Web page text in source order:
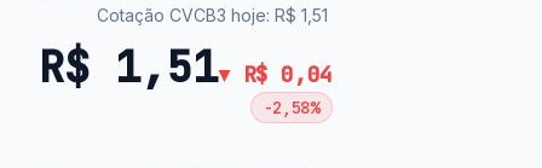
Cotação CVCB3 hoje: R$ 1,51
R$ 1,51▼ R$ 0,04
-2,58%